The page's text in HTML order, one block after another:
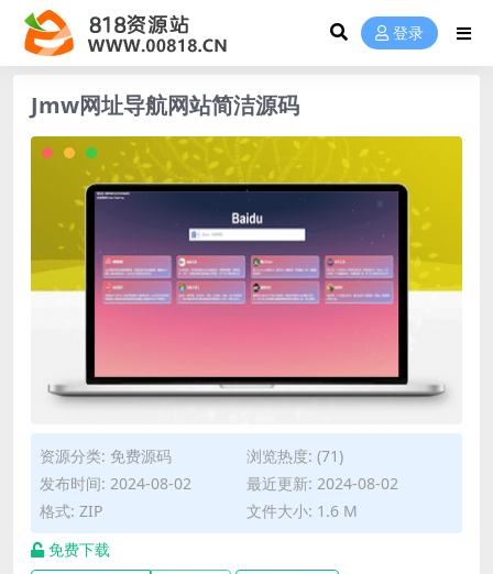
登录
Jmw网址导航网站简洁源码
资源分类: 免费源码
浏览热度: (71)
发布时间: 2024-08-02
最近更新: 2024-08-02
格式: ZIP
文件大小: 1.6 M
免费下载